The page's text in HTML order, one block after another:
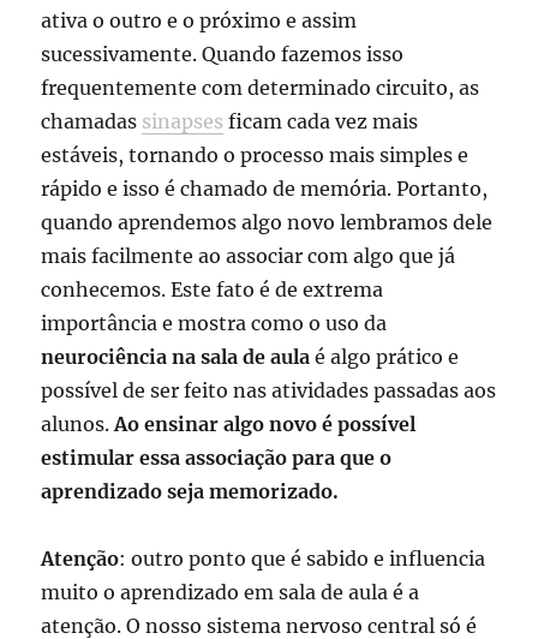
ativa o outro e o próximo e assim
sucessivamente. Quando fazemos isso
frequentemente com determinado circuito, as
chamadas sinapses ficam cada vez mais
estáveis, tornando o processo mais simples e
rápido e isso é chamado de memória. Portanto,
quando aprendemos algo novo lembramos dele
mais facilmente ao associar com algo que já
conhecemos. Este fato é de extrema
importância e mostra como o uso da
neurociência na sala de aula é algo prático e
possível de ser feito nas atividades passadas aos
alunos.Ao ensinar algo novo é possível
estimular essa associação para que o
aprendizado seja memorizado.
Atenção: outro ponto que é sabido e influencia
muito o aprendizado em sala de aula é a
atenção. O nosso sistema nervoso central só é